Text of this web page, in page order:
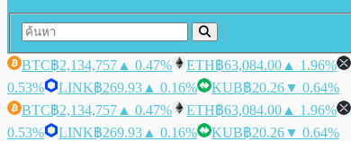
BTC฿2,134,757 ▲ 0.47% ETH฿63,084.00 ▲ 1.96%
0.53%
LINK฿269.93 ▲ 0.16% KUB฿20.26▼ 0.64%
BTC฿2,134,757 ▲ 0.47% ETH฿63,084.00 ▲ 1.96%
0.53%
LINK฿269.93 ▲ 0.16% KUB฿20.26▼ 0.64%